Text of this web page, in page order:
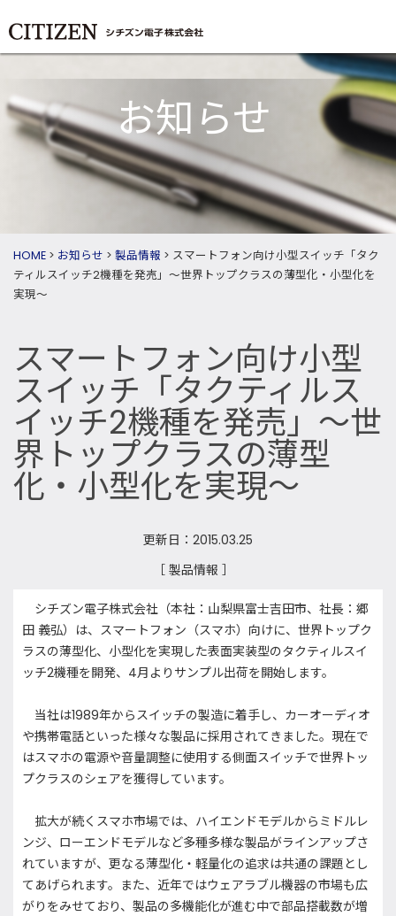
お知らせ
HOME > お知らせ > 製品情報 > スマートフォン向け小型スイッチ「タク
ティルスイッチ2機種を発売」～世界トップクラスの薄型化・小型化を
実現～
スマートフォン向け小型
スイッチ「タクティルス
イッチ2機種を発売」～世
界トップクラスの薄型
化・小型化を実現～
更新日：2015.03.25
［ 製品情報 ］
シチズン電子株式会社（本社：山梨県富士吉田市、社長：郷
田 義弘）は、スマートフォン（スマホ）向けに、世界トップク
ラスの薄型化、小型化を実現した表面実装型のタクティルスイ
ッチ2機種を開発、4月よりサンプル出荷を開始します。
当社は1989年からスイッチの製造に着手し、カーオーディオ
や携帯電話といった様々な製品に採用されてきました。現在で
はスマホの電源や音量調整に使用する側面スイッチで世界トッ
プクラスのシェアを獲得しています。
拡大が続くスマホ市場では、ハイエンドモデルからミドルレ
ンジ、ローエンドモデルなど多種多様な製品がラインアップさ
れていますが、更なる薄型化・軽量化の追求は共通の課題とし
てあげられます。また、近年ではウェアラブル機器の市場も広
がりをみせており、製品の多機能化が進む中で部品搭載数が増